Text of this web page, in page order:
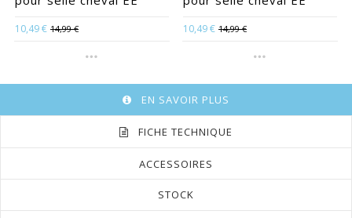
10,49 € 14,99 € 10,49 € 14,99 €
EN SAVOIR PLUS
FICHE TECHNIQUE
ACCESSOIRES
STOCK